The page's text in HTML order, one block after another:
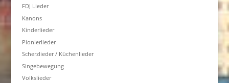
FDJ Lieder
Kanons
Kinderlieder
Pionierlieder
Scherzlieder / Küchenlieder
Singebewegung
Volkslieder